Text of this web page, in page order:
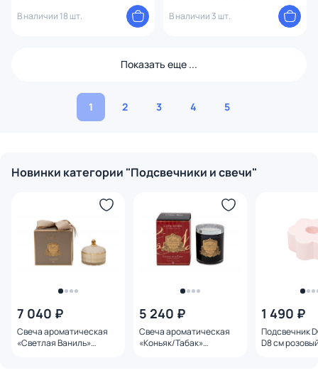
В наличии 18 шт.
В наличии 3 шт.
Показать еще ...
1 2 3 4 5
Новинки категории "Подсвечники и свечи"
7 040 ₽
Свеча ароматическая
«Светлая Ваниль»
5 240 ₽
Свеча ароматическая
«Коньяк/Табак»
1 490 ₽
Подсвечник
D8 см